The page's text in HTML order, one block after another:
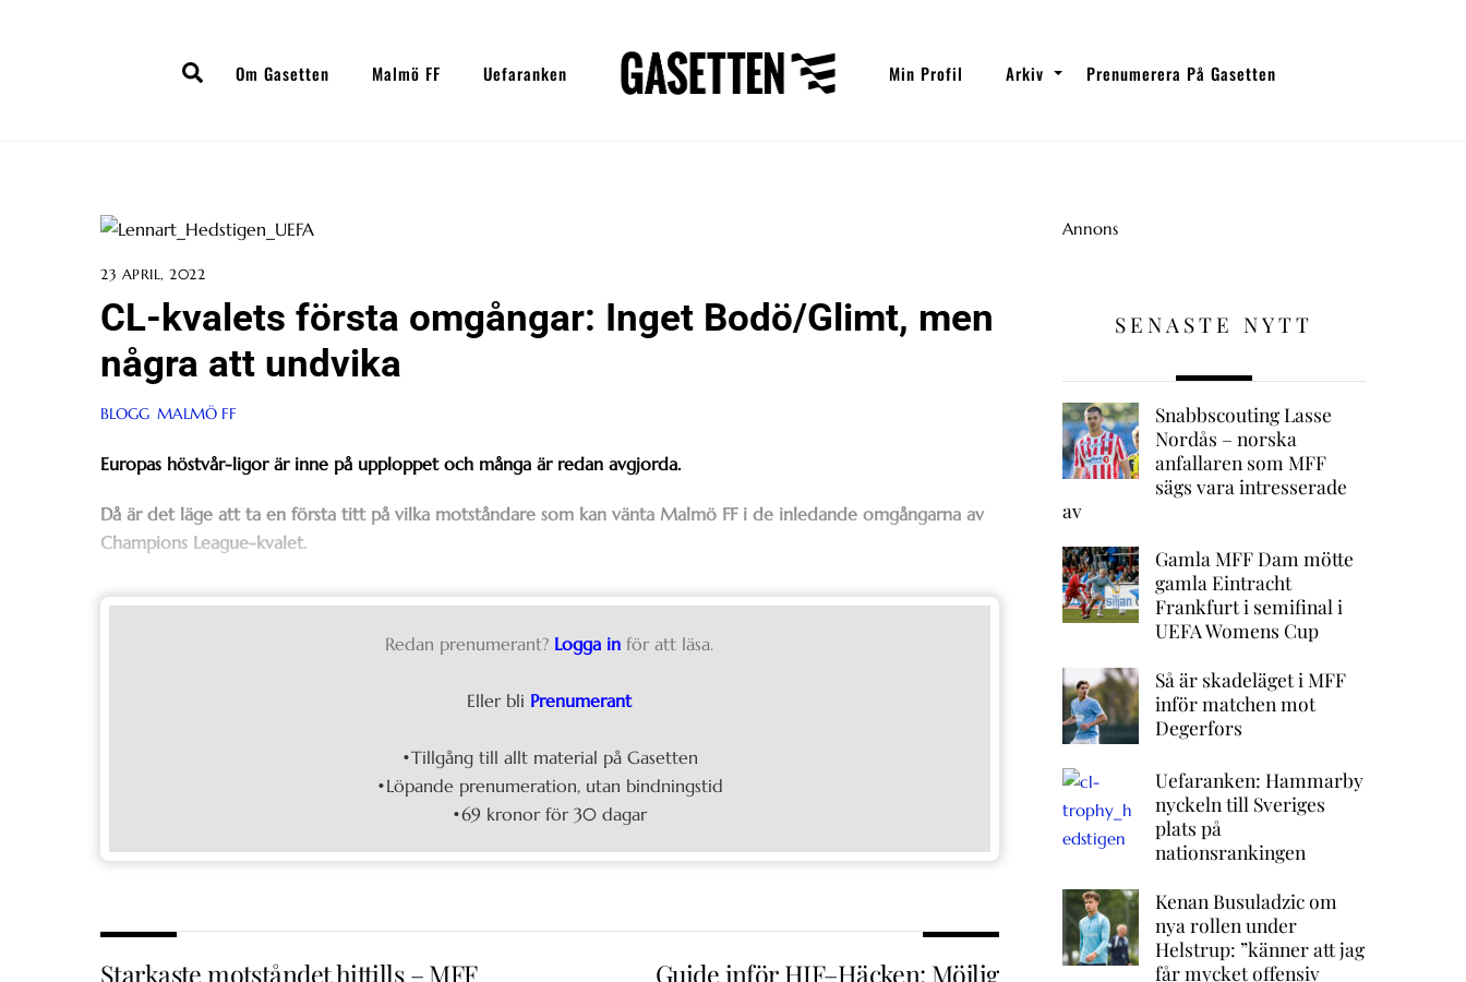
SearchOm Gasetten Malmö FF Uefaranken Min Profil Arkiv Prenumerera På Gasetten
23 APRIL, 2022
CL-kvalets första omgångar: Inget Bodö/Glimt, men
några att undvika
BLOGG, MALMÖ FF
Europas höstvår-ligor är inne på upploppet och många är redan avgjorda.
Då är det läge att ta en första titt på vilka motståndare som kan vänta Malmö FF i de inledande omgångarna av
Champions League-kvalet.
Redan prenumerant? Logga in för att läsa.
Eller bli Prenumerant
•Tillgång till allt material på Gasetten
•Löpande prenumeration, utan bindningstid
•69 kronor för 30 dagar
Starkaste motståndet hittills – MFF
Guide inför HIF–Häcken: Möjlig
Annons
SENASTE NYTT
Snabbscouting Lasse
Nordås – norska
anfallaren som MFF
sägs vara intresserade
av
Gamla MFF Dam mötte
gamla Eintracht
Frankfurt i semifinal i
UEFA Womens Cup
Så är skadeläget i MFF
inför matchen mot
Degerfors
Uefaranken: Hammarby
nyckeln till Sveriges
plats på
nationsrankingen
Kenan Busuladzic om
nya rollen under
Helstrup: ”känner att jag
får mycket offensiv